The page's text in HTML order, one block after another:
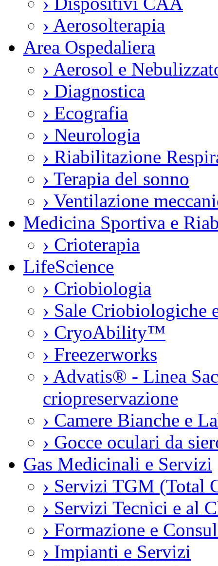
› Aerosolterapia
Area Ospedaliera
› Aerosol e
› Diagnostica
› Ecografia
› Neurologia
› Riabilitazione
› Terapia del sonno
› Ventilazione
Medicina Sportiva e
› Crioterapia
LifeScience
› Criobiologia
› Sale Criobiologiche
› CryoAbility™
› Freezerworks
› Advatis® - Linea
criopreservazione
› Camere Bianche e
› Gocce oculari da
Gas Medicinali e Servizi
› Servizi TGM (Total
› Servizi Tecnici e al
› Formazione e
› Impianti e Servizi